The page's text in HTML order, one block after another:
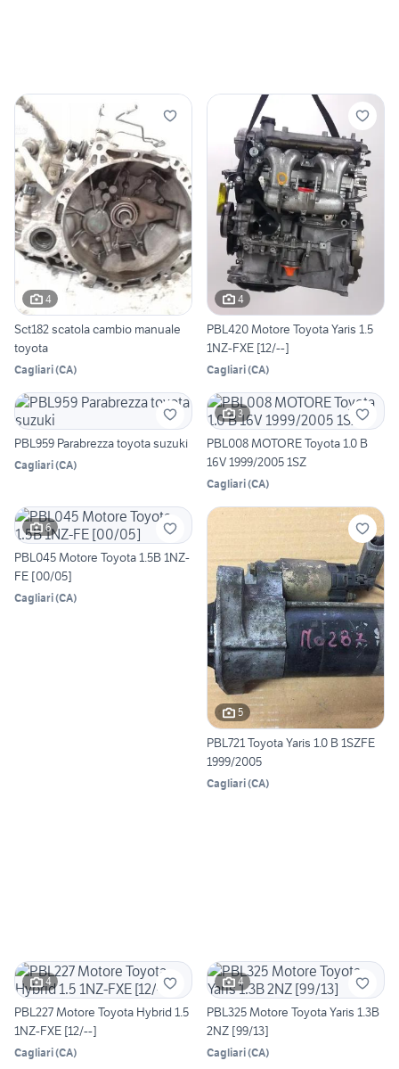
4
Sct182 scatola cambio manuale
toyota
Cagliari(CA)
4
PBL420 Motore Toyota Yaris 1.5
1NZ-FXE [12/--]
Cagliari(CA)
PBL959 Parabrezza toyota suzuki
Cagliari(CA)
3
PBL008 MOTORE Toyota 1.0 B
16V 1999/2005 1SZ
Cagliari(CA)
6
PBL045 Motore Toyota 1.5B 1NZ-
FE [00/05]
Cagliari(CA)
5
PBL721 Toyota Yaris 1.0 B 1SZFE
1999/2005
Cagliari(CA)
4
PBL227 Motore Toyota Hybrid 1.5
1NZ-FXE [12/--]
Cagliari(CA)
4
PBL325 Motore Toyota Yaris 1.3B
2NZ [99/13]
Cagliari(CA)